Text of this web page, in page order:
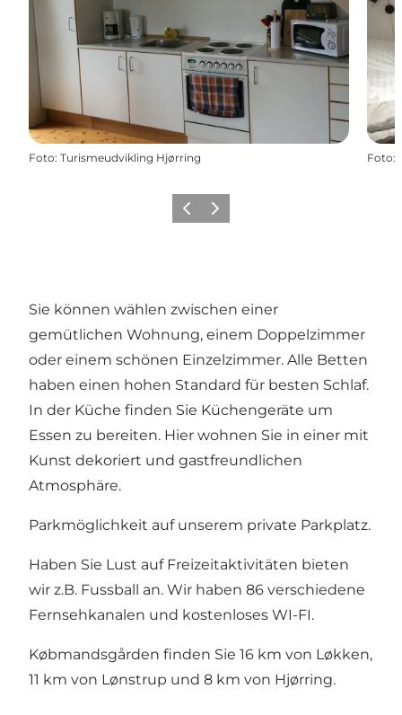
Foto: Turismeudvikling Hjørring Foto:
ZurückWeiter
Sie können wählen zwischen einer
gemütlichen Wohnung, einem Doppelzimmer
oder einem schönen Einzelzimmer. Alle Betten
haben einen hohen Standard für besten Schlaf.
In der Küche finden Sie Küchengeräte um
Essen zu bereiten. Hier wohnen Sie in einer mit
Kunst dekoriert und gastfreundlichen
Atmosphäre.
Parkmöglichkeit auf unserem private Parkplatz.
Haben Sie Lust auf Freizeitaktivitäten bieten
wir z.B. Fussball an. Wir haben 86 verschiedene
Fernsehkanalen und kostenloses WI-FI.
Købmandsgården finden Sie 16 km von Løkken,
11 km von Lønstrup und 8 km von Hjørring.